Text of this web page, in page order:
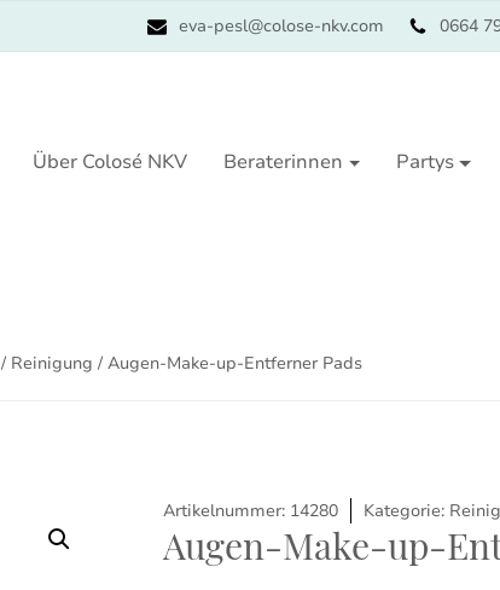
eva-pesl@colose-nkv.com 0664
Über Colosé NKV Beraterinnen Partys
/ Reinigung / Augen-Make-up-Entferner Pads
Artikelnummer: 14280 Kategorie:
Augen-Make-up-